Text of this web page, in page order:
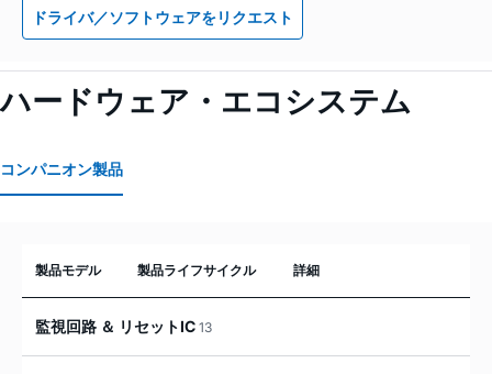
ドライバ／ソフトウェアをリクエスト
ハードウェア・エコシステム
コンパニオン製品
製品モデル 製品ライフサイクル 詳細
監視回路 ＆ リセットIC 13